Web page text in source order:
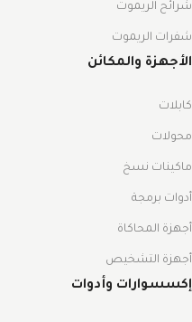
شرائح الريموت
شفرات الريموت
الأجهزة والمكائن
كابلات
محولات
ماكينات نسخ
أدوات برمجة
أجهزة المحاكاة
أجهزة التشخيص
إكسسوارات وأدوات